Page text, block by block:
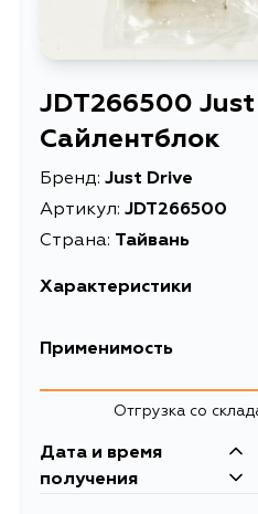
JDT266500
Сайлентблок
Бренд: Just Drive
Артикул: JDT266500
Страна: Тайвань
Характеристики
Масса, кг
Применимость
Toyota
Кузов
LH102, LH102V, LH103,
Отгрузка со
Дата и время
получения